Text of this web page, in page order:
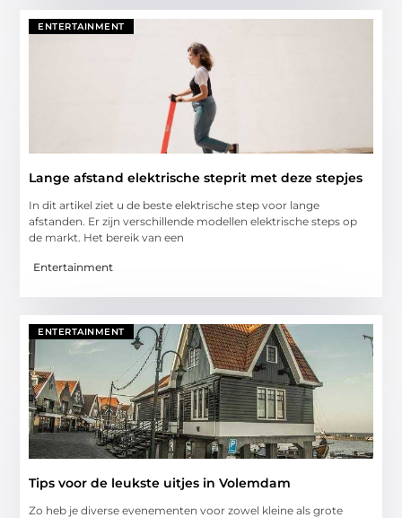
ENTERTAINMENT
Lange afstand elektrische steprit met deze stepjes
In dit artikel ziet u de beste elektrische step voor lange
afstanden. Er zijn verschillende modellen elektrische steps op
de markt. Het bereik van een
Entertainment
ENTERTAINMENT
Tips voor de leukste uitjes in Volemdam
Zo heb je diverse evenementen voor zowel kleine als grote